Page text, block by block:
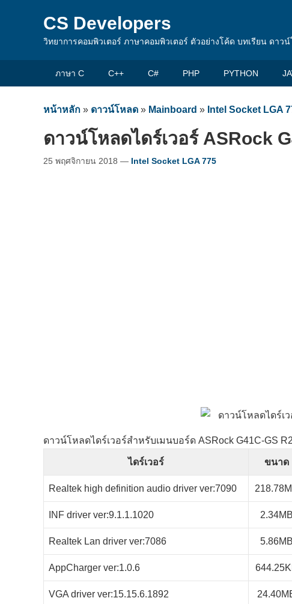
CS Developers
วิทยาการคอมพิวเตอร์ ภาษาคอมพิวเตอร์ ตัวอย่างโค้ด บทเรียน ดาว
ภาษา C C++ C# PHP PYTHON
หน้าหลัก » ดาวน์โหลด » Mainboard » Intel Socket LGA
ดาวน์โหลดไดร์เวอร์ ASRock
25 พฤศจิกายน 2018 — Intel Socket LGA 775
ดาวน์โหลดไดร์เวอร์สำหรับเมนบอร์ด ASRock G41C-GS
ไดร์เวอร์ ขนาด
Realtek high definition audio driver ver:7090
INF driver ver:9.1.1.1020 2.34MB
Realtek Lan driver ver:7086 5.86MB
AppCharger ver:1.0.6
VGA driver ver:15.15.6.1892